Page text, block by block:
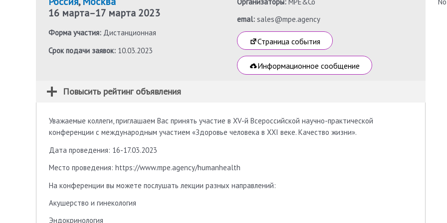
16 марта–17 марта 2023
Форма участия: Дистанционная
Срок подачи заявок: 10.03.2023
emal:sales@mpe.agency
Страница события
Информационное сообщение
Повысить рейтинг объявления
Уважаемые коллеги, приглашаем Вас принять участие в XV-й Всероссийской научно-практической
конференции с международным участием «Здоровье человека в XXI веке. Качество жизни».
Дата проведения: 16-17.03.2023
Место проведения: https://www.mpe.agency/humanhealth
На конференции вы можете послушать лекции разных направлений:
Акушерство и гинекология
Эндокринология